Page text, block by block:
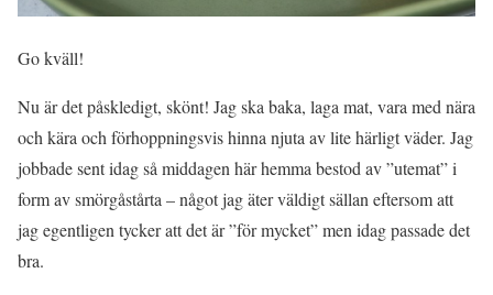
Go kväll!
Nu är det påskledigt, skönt! Jag ska baka, laga mat, vara med nära
och kära och förhoppningsvis hinna njuta av lite härligt väder. Jag
jobbade sent idag så middagen här hemma bestod av ”utemat” i
form av smörgåstårta – något jag äter väldigt sällan eftersom att
jag egentligen tycker att det är ”för mycket” men idag passade det
bra.